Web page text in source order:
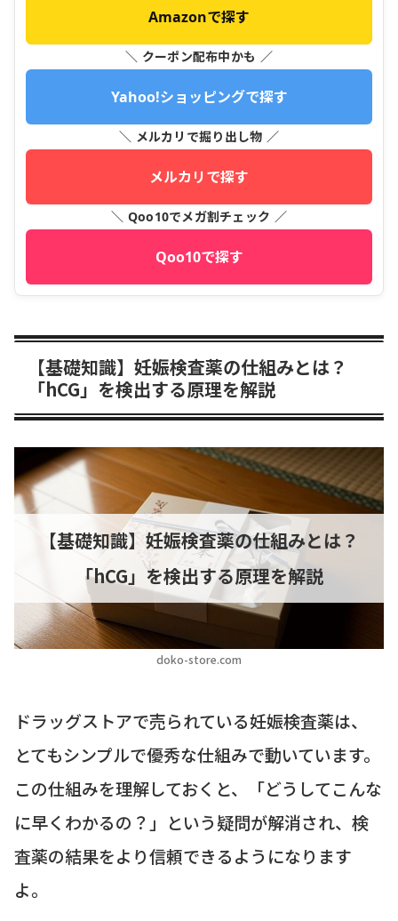
Amazonで探す
＼ クーポン配布中かも ／
Yahoo!ショッピングで探す
＼ メルカリで掘り出し物 ／
メルカリで探す
＼ Qoo10でメガ割チェック ／
Qoo10で探す
【基礎知識】妊娠検査薬の仕組みとは？
「hCG」を検出する原理を解説
doko-store.com
【基礎知識】妊娠検査薬の仕組みとは？
「hCG」を検出する原理を解説
ドラッグストアで売られている妊娠検査薬は、
とてもシンプルで優秀な仕組みで動いています。
この仕組みを理解しておくと、「どうしてこんな
に早くわかるの？」という疑問が解消され、検
査薬の結果をより信頼できるようになります
よ。